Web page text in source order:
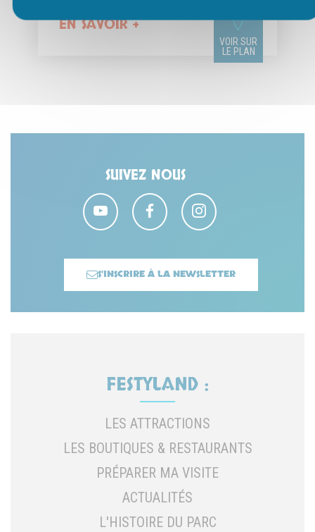
EN SAVOIR +
VOIR SUR
LE PLAN
SUIVEZ NOUS
S'INSCRIRE À LA NEWSLETTER
FESTYLAND :
LES ATTRACTIONS
LES BOUTIQUES & RESTAURANTS
PRÉPARER MA VISITE
ACTUALITÉS
L'HISTOIRE DU PARC